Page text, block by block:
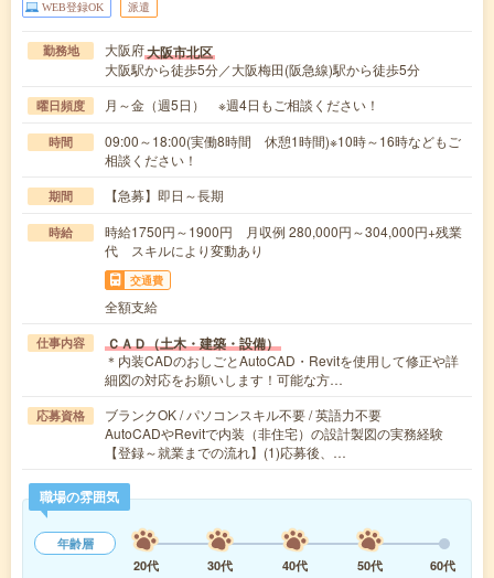
WEB登録OK 派遣
勤務地 大阪府大阪市北区
大阪駅から徒歩5分／大阪梅田(阪急線)駅から徒歩5分
曜日頻度 月～金（週5日） ※週4日もご相談ください！
時間
09:00～18:00(実働8時間 休憩1時間)※10時～16時などもご
相談ください！
期間 【急募】即日～長期
時給
時給1750円～1900円 月収例 280,000円～304,000円+残業
代 スキルにより変動あり
交通費
全額支給
仕事内容 ＣＡＤ（土木・建築・設備）
＊内装CADのおしごとAutoCAD・Revitを使用して修正や詳
細図の対応をお願いします！可能な方…
応募資格
ブランクOK / パソコンスキル不要 / 英語力不要
AutoCADやRevitで内装（非住宅）の設計製図の実務経験
【登録～就業までの流れ】(1)応募後、…
職場の雰囲気
年齢層
20代
30代 40代 50代
60代